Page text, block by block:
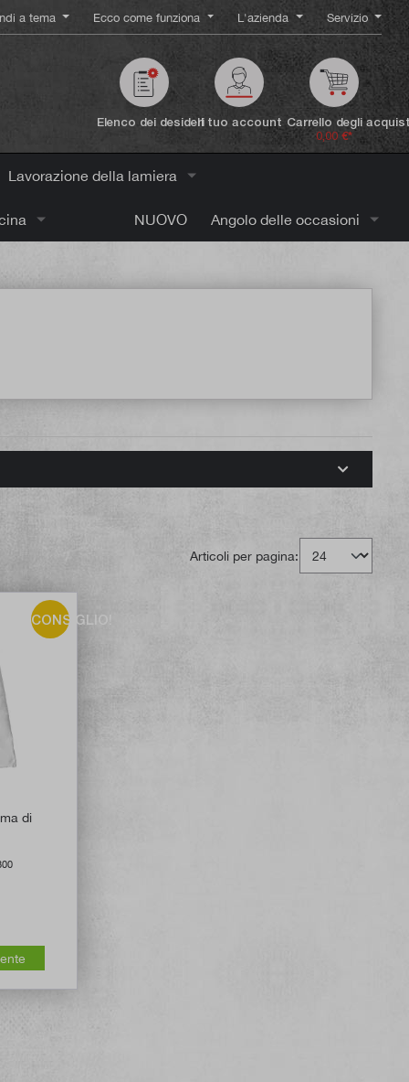
a tema Ecco come funziona L'azienda Servizio
Elenco dei desideriIl tuo account Carrello degli
0,00 €*
Lavorazione della lamiera
NUOVO Angolo delle occasioni
Articoli per pagina:
CONSIGLIO!
di